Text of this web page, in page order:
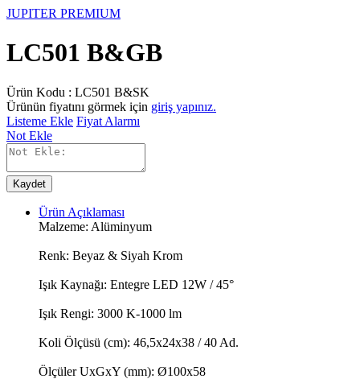
JUPITER PREMIUM
LC501 B&GB
Ürün Kodu : LC501 B&SK
Ürünün fiyatını görmek için giriş yapınız.
Listeme Ekle Fiyat Alarmı
Not Ekle
Kaydet
Ürün Açıklaması
Malzeme: Alüminyum
Renk: Beyaz & Siyah Krom
Işık Kaynağı: Entegre LED 12W / 45°
Işık Rengi: 3000 K-1000 lm
Koli Ölçüsü (cm): 46,5x24x38 / 40 Ad.
Ölçüler UxGxY (mm): Ø100x58